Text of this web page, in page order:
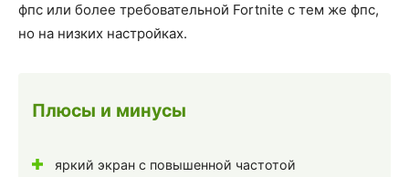
фпс или более требовательной Fortnite с тем же фпс,
но на низких настройках.
Плюсы и минусы
яркий экран с повышенной частотой